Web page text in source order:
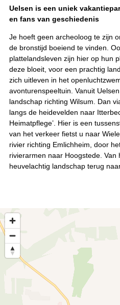
Uelsen is een uniek
en fans van geschiedenis
Je hoeft geen archeoloog te zijn
de bronstijd boeiend te vinden.
plattelandsleven zijn hier op hun
deze bloeit, voor een prachtig
zich uitleven in het
avonturenspeeltuin. Vanuit
landschap richting Wilsum. Dan
langs de heidevelden naar
Heimatpflege’. Hier is een
van het verkeer fietst u naar
rivier richting Emlichheim, door
rivierarmen naar Hoogstede.
heuvelachtig landschap terug